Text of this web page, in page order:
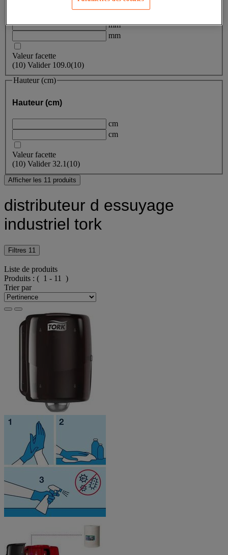
mm
mm
Valeur facette
(10) Valider 109.0(10)
Hauteur (cm)
Hauteur (cm)
cm
cm
Valeur facette
(10) Valider32.1(10)
Afficher les 11 produits
distributeur d essuyage
industriel tork
Filtres 11
Liste de produits
Produits : ( 1 - 11 )
Trier par